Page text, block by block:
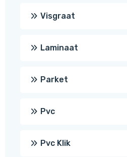
Visgraat
Laminaat
Parket
Pvc
Pvc Klik